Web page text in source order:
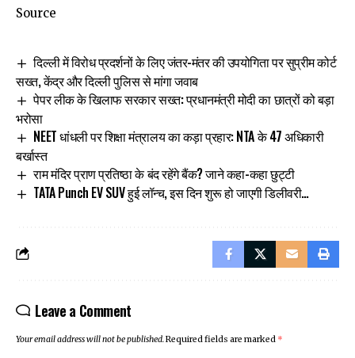
Source
दिल्ली में विरोध प्रदर्शनों के लिए जंतर-मंतर की उपयोगिता पर सुप्रीम कोर्ट
सख्त, केंद्र और दिल्ली पुलिस से मांगा जवाब
पेपर लीक के खिलाफ सरकार सख्त: प्रधानमंत्री मोदी का छात्रों को बड़ा
भरोसा
NEET धांधली पर शिक्षा मंत्रालय का कड़ा प्रहार: NTA के 47 अधिकारी
बर्खास्त
राम मंदिर प्राण प्रतिष्ठा के बंद रहेंगे बैंक? जाने कहा-कहा छुट्टी
TATA Punch EV SUV हुई लॉन्च, इस दिन शुरू हो जाएगी डिलीवरी…
Leave a Comment
Your email address will not be published.Required fields are marked *